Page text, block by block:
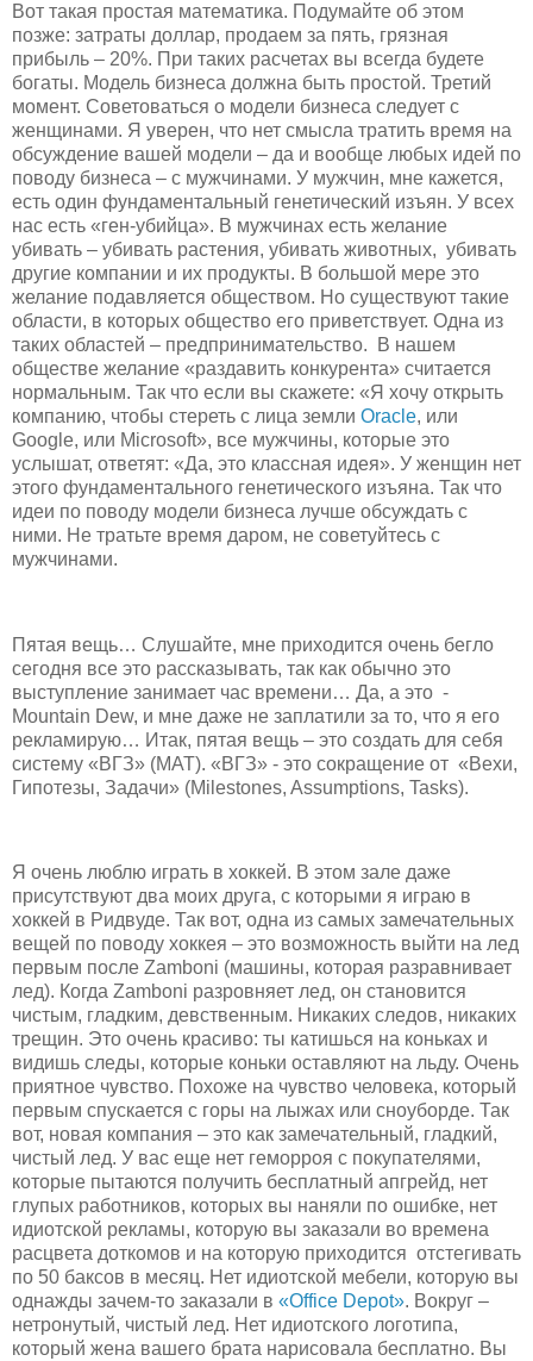
Вот такая простая математика. Подумайте об этом
позже: затраты доллар, продаем за пять, грязная
прибыль – 20%. При таких расчетах вы всегда будете
богаты. Модель бизнеса должна быть простой. Третий
момент. Советоваться о модели бизнеса следует с
женщинами. Я уверен, что нет смысла тратить время на
обсуждение вашей модели – да и вообще любых идей по
поводу бизнеса – с мужчинами. У мужчин, мне кажется,
есть один фундаментальный генетический изъян. У всех
нас есть «ген-убийца». В мужчинах есть желание
убивать – убивать растения, убивать животных, убивать
другие компании и их продукты. В большой мере это
желание подавляется обществом. Но существуют такие
области, в которых общество его приветствует. Одна из
таких областей – предпринимательство. В нашем
обществе желание «раздавить конкурента» считается
нормальным. Так что если вы скажете: «Я хочу открыть
компанию, чтобы стереть с лица земли Oracle, или
Google, или Microsoft», все мужчины, которые это
услышат, ответят: «Да, это классная идея». У женщин нет
этого фундаментального генетического изъяна. Так что
идеи по поводу модели бизнеса лучше обсуждать с
ними. Не тратьте время даром, не советуйтесь с
мужчинами.
Пятая вещь… Слушайте, мне приходится очень бегло
сегодня все это рассказывать, так как обычно это
выступление занимает час времени… Да, а это -
Mountain Dew, и мне даже не заплатили за то, что я его
рекламирую… Итак, пятая вещь – это создать для себя
систему «ВГЗ» (MAT). «ВГЗ» - это сокращение от «Вехи,
Гипотезы, Задачи» (Milestones, Assumptions, Tasks).
Я очень люблю играть в хоккей. В этом зале даже
присутствуют два моих друга, с которыми я играю в
хоккей в Ридвуде. Так вот, одна из самых замечательных
вещей по поводу хоккея – это возможность выйти на лед
первым после Zamboni (машины, которая разравнивает
лед). Когда Zamboni разровняет лед, он становится
чистым, гладким, девственным. Никаких следов, никаких
трещин. Это очень красиво: ты катишься на коньках и
видишь следы, которые коньки оставляют на льду. Очень
приятное чувство. Похоже на чувство человека, который
первым спускается с горы на лыжах или сноуборде. Так
вот, новая компания – это как замечательный, гладкий,
чистый лед. У вас еще нет геморроя с покупателями,
которые пытаются получить бесплатный апгрейд, нет
глупых работников, которых вы наняли по ошибке, нет
идиотской рекламы, которую вы заказали во времена
расцвета доткомов и на которую приходится отстегивать
по 50 баксов в месяц. Нет идиотской мебели, которую вы
однажды зачем-то заказали в «Office Depot». Вокруг –
нетронутый, чистый лед. Нет идиотского логотипа,
который жена вашего брата нарисовала бесплатно. Вы